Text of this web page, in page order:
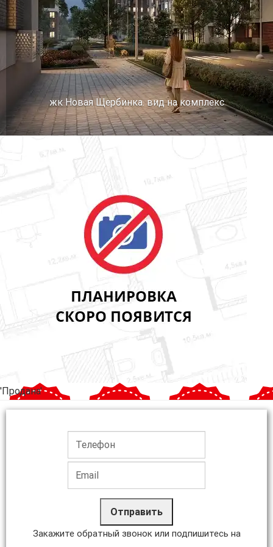
жк Новая Щербинка. вид на комплекс
'Продана'
Отправить
Закажите обратный звонок или подпишитесь на